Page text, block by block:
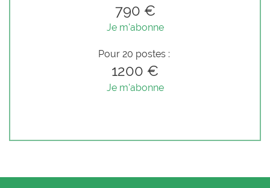
790 €
Je m'abonne
Pour 20 postes :
1200 €
Je m'abonne